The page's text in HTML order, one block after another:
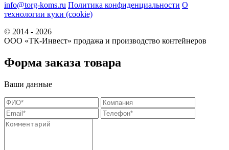
info@torg-koms.ru Политика конфиденциальности О
технологии куки (cookie)
© 2014 - 2026
ООО «ТК-Инвест» продажа и производство контейнеров
Форма заказа товара
Ваши данные